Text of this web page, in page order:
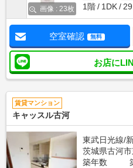
画像 : 23枚
1階
1DK
空室確認 無料
お店に
賃貸マンション
キャッスル古河
東武日光線/
茨城県古河市
築年数